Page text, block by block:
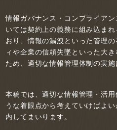
情報ガバナンス・コンプライア
いては契約上の義務に組み込ま
おり、情報の漏洩といった管理
ィや企業の信頼失墜といった大
ため、適切な情報管理体制の実施
本稿では、適切な情報管理・活
うな着眼点から考えていけばよ
内してまいります。